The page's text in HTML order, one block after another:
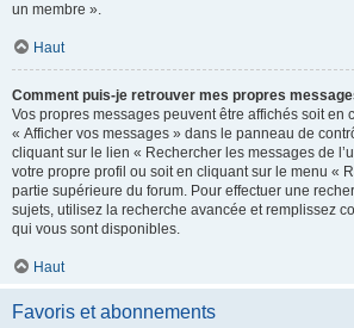
un membre ».
Haut
Comment puis-je retrouver mes propres
Vos propres messages peuvent être affichés soit en
« Afficher vos messages » dans le panneau de
cliquant sur le lien « Rechercher les messages de
votre propre profil ou soit en cliquant sur le menu «
partie supérieure du forum. Pour effectuer une
sujets, utilisez la recherche avancée et remplissez
qui vous sont disponibles.
Haut
Favoris et abonnements